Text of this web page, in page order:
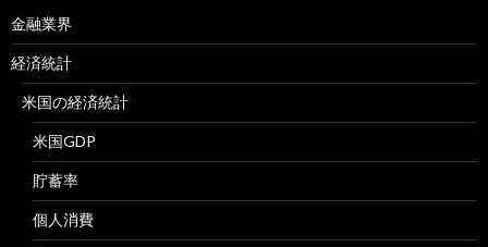
金融業界
経済統計
米国の経済統計
米国GDP
貯蓄率
個人消費